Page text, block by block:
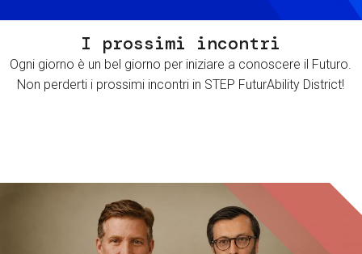
I prossimi incontri
Ogni giorno è un bel giorno per iniziare a conoscere il Futuro.
Non perderti i prossimi incontri in STEP FuturAbility District!